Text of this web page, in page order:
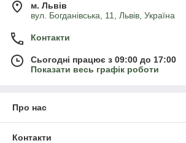
м. Львів
вул. Богданівська, 11, Львів, Україна
Контакти
Сьогодні працює з 09:00 до 17:00
Показати весь графік роботи
Про нас
Контакти